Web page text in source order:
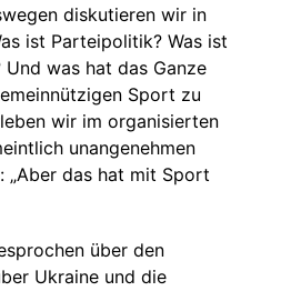
diskutieren wir in
ist Parteipolitik? Was ist
was hat das Ganze
Sport zu
wir im organisierten
unangenehmen
„Aber das hat mit Sport
über den
Ukraine und die